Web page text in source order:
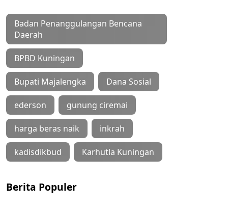
Badan Penanggulangan Bencana
Daerah
BPBD Kuningan
Bupati Majalengka Dana Sosial
ederson gunung ciremai
harga beras naik inkrah
kadisdikbud Karhutla Kuningan
Berita Populer